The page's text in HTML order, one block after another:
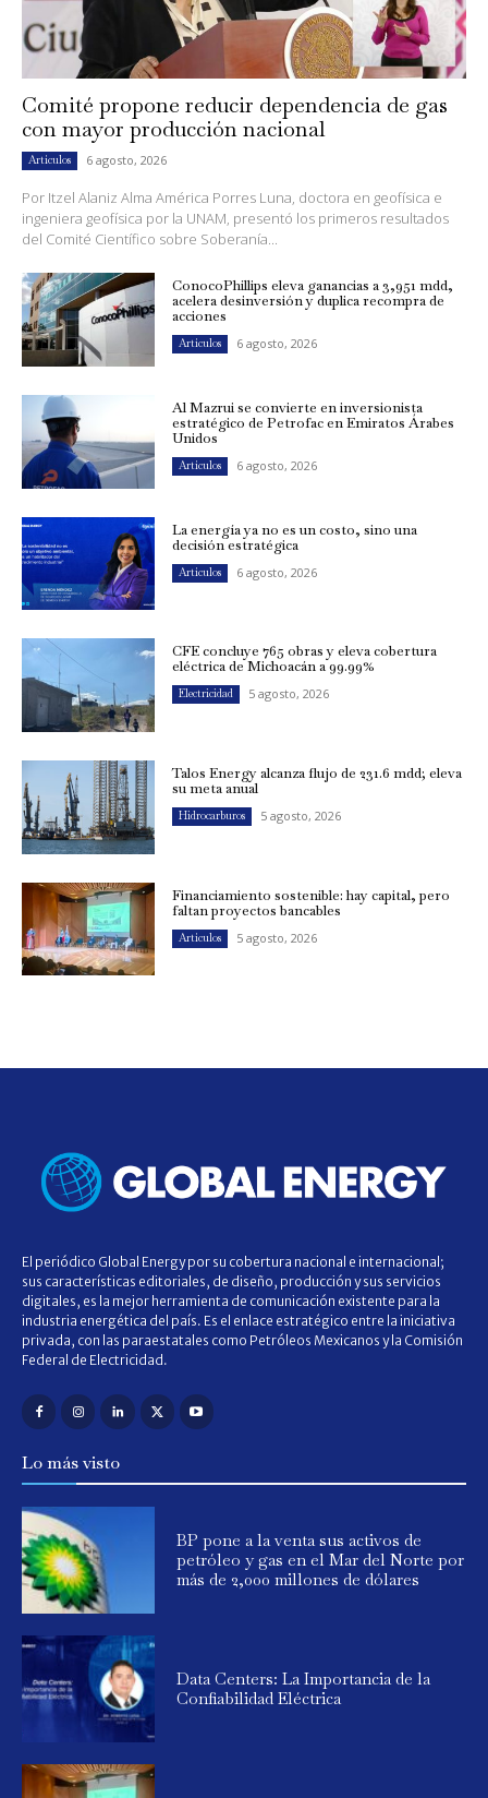
Comité propone reducir dependencia de gas
con mayor producción nacional
Artículos 6 agosto, 2026
Por Itzel Alaniz Alma América Porres Luna, doctora en geofísica e
ingeniera geofísica por la UNAM, presentó los primeros resultados
del Comité Científico sobre Soberanía...
ConocoPhillips eleva ganancias a 3,951 mdd,
acelera desinversión y duplica recompra de
acciones
Artículos 6 agosto, 2026
Al Mazrui se convierte en inversionista
estratégico de Petrofac en Emiratos Árabes
Unidos
Artículos 6 agosto, 2026
La energía ya no es un costo, sino una
decisión estratégica
Artículos 6 agosto, 2026
CFE concluye 765 obras y eleva cobertura
eléctrica de Michoacán a 99.99%
Electricidad 5 agosto, 2026
Talos Energy alcanza flujo de 231.6 mdd; eleva
su meta anual
Hidrocarburos 5 agosto, 2026
Financiamiento sostenible: hay capital, pero
faltan proyectos bancables
Artículos 5 agosto, 2026
El periódico Global Energy por su cobertura nacional e internacional;
sus características editoriales, de diseño, producción y sus servicios
digitales, es la mejor herramienta de comunicación existente para la
industria energética del país. Es el enlace estratégico entre la iniciativa
privada, con las paraestatales como Petróleos Mexicanos y la Comisión
Federal de Electricidad.
Lo más visto
BP pone a la venta sus activos de
petróleo y gas en el Mar del Norte por
más de 2,000 millones de dólares
Data Centers: La Importancia de la
Confiabilidad Eléctrica